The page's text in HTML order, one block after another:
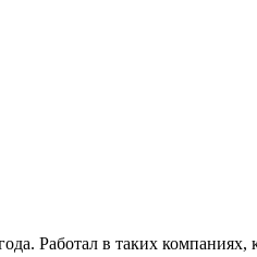
Работал в таких